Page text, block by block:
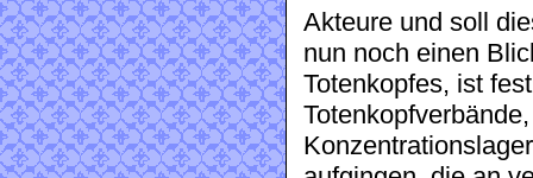
Akteure und soll
nun noch einen
Totenkopfes, ist